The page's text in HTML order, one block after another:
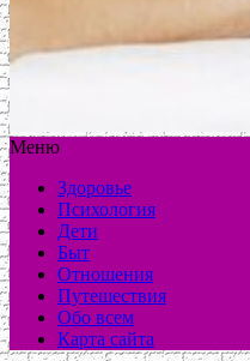
Меню
Здоровье
Психология
Дети
Быт
Отношения
Путешествия
Обо всем
Карта сайта